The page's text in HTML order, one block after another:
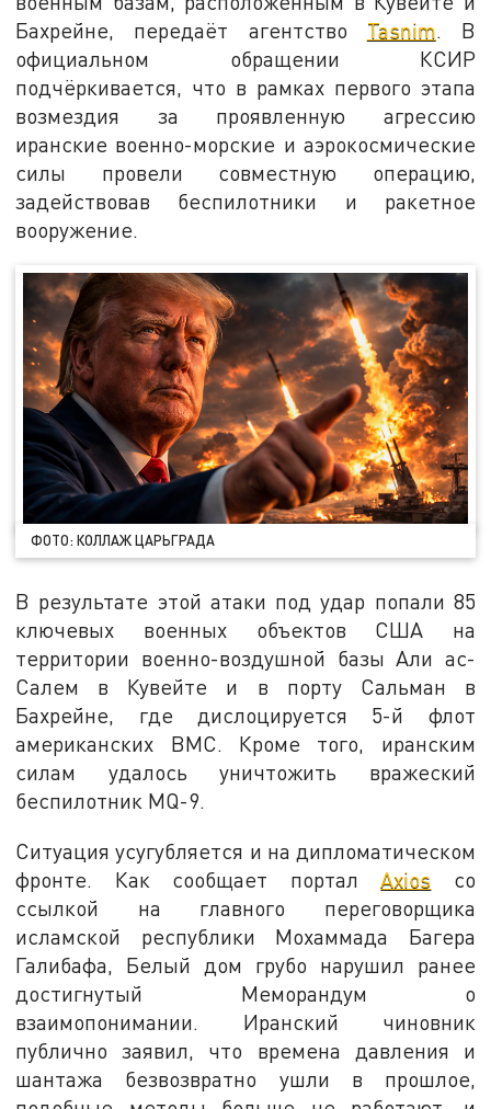
Бахрейне, передаёт агентство Tasnim . В
официальном обращении КСИР
подчёркивается, что в рамках первого этапа
возмездия за проявленную агрессию
иранские военно-морские и аэрокосмические
силы провели совместную операцию,
задействовав беспилотники и ракетное
вооружение.
ФОТО: КОЛЛАЖ ЦАРЬГРАДА
В результате этой атаки под удар попали 85
ключевых военных объектов США на
территории военно-воздушной базы Али ас-
Салем в Кувейте и в порту Сальман в
Бахрейне, где дислоцируется 5-й флот
американских ВМС. Кроме того, иранским
силам удалось уничтожить вражеский
беспилотник MQ-9.
Ситуация усугубляется и на дипломатическом
фронте. Как сообщает порталAxios со
ссылкой на главного переговорщика
исламской республики Мохаммада Багера
Галибафа, Белый дом грубо нарушил ранее
достигнутый Меморандум о
взаимопонимании. Иранский чиновник
публично заявил, что времена давления и
шантажа безвозвратно ушли в прошлое,